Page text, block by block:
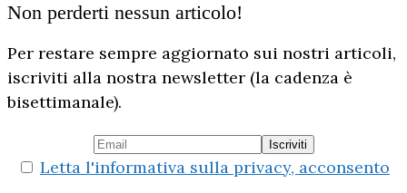
Non perderti nessun articolo!
Per restare sempre aggiornato sui nostri articoli,
iscriviti alla nostra newsletter (la cadenza è
bisettimanale).
Letta l'informativa sulla privacy, acconsento